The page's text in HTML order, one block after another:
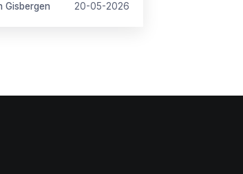
Gisbergen 20-05-2026